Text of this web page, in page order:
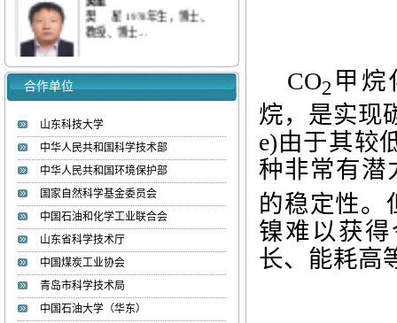
热烈欢迎李彦坤博士加入低碳能源化工实验
室
樊 星 1978年生，博士、
教授、博士...
赵国明
刘庆
»姓名：刘庆 ...
李湘萍
李 湘 萍 1985年生，博士、
学术教授、...
合作单位
山东科技大学
中华人民共和国科学技术部
中华人民共和国环境保护部
国家自然科学基金委员会
中国石油和化学工业联合会
山东省科学技术厅
中国煤炭工业协会
青岛市科学技术局
中国石油大学（华东）
CO2 甲烷
烷，是实现
e)由于其较
种非常有潜
的稳定性。
镍难以获
长、能耗高